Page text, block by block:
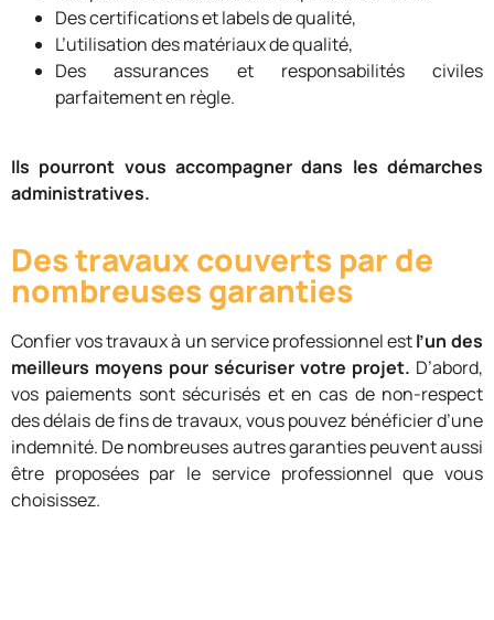
Des certifications et labels de qualité,
L’utilisation des matériaux de qualité,
Des assurances et responsabilités civiles
parfaitement en règle.
Ils pourront vous accompagner dans les démarches
administratives.
Des travaux couverts par de
nombreuses garanties
Confier vos travaux à un service professionnel estl’un des
meilleurs moyens pour sécuriser votre projet. D’abord,
vos paiements sont sécurisés et en cas de non-respect
des délais de fins de travaux, vous pouvez bénéficier d’une
indemnité. De nombreuses autres garanties peuvent aussi
être proposées par le service professionnel que vous
choisissez.